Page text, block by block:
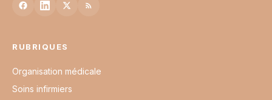
RUBRIQUES
Organisation médicale
Soins infirmiers